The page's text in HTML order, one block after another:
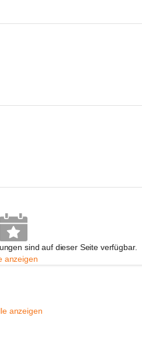
sind auf dieser Seite verfügbar.
anzeigen
anzeigen